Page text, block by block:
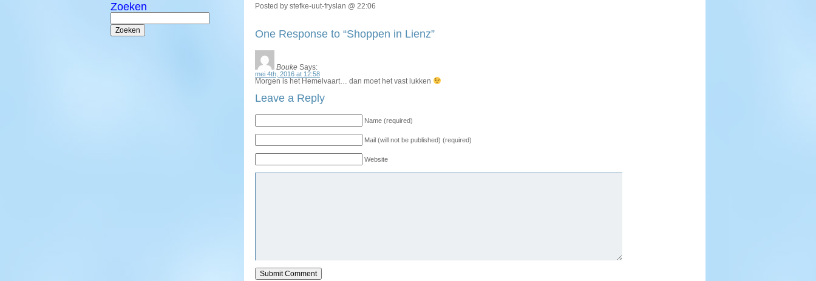
Zoeken
Zoeken
naar:
Posted by stefke-uut-fryslan @ 22:06
One Response to “Shoppen in Lienz”
Bouke Says:
mei 4th, 2016 at 12:58
Morgen is het Hemelvaart… dan moet het vast lukken
Leave a Reply
Name (required)
Mail (will not be published) (required)
Website